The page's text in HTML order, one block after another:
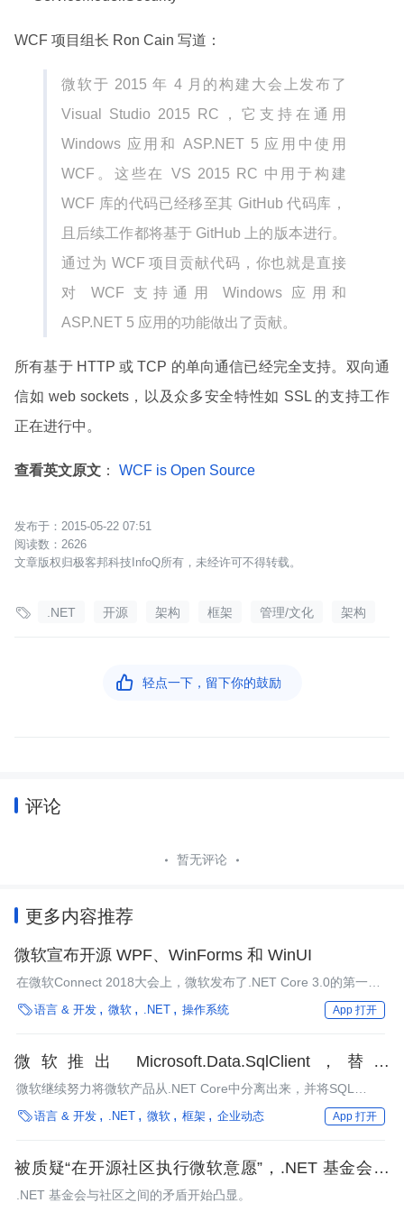
WCF 项目组长 Ron Cain 写道：
微软于 2015 年 4 月的构建大会上发布了
Visual Studio 2015 RC，它支持在通用
Windows 应用和 ASP.NET 5 应用中使用
WCF。这些在 VS 2015 RC 中用于构建
WCF 库的代码已经移至其 GitHub 代码库，
且后续工作都将基于 GitHub 上的版本进行。
通过为 WCF 项目贡献代码，你也就是直接
对 WCF 支持通用 Windows 应用和
ASP.NET 5 应用的功能做出了贡献。
所有基于 HTTP 或 TCP 的单向通信已经完全支持。双向通
信如 web sockets，以及众多安全特性如 SSL 的支持工作
正在进行中。
查看英文原文 ： WCF is Open Source
2015-05-22 07:51
2626
文章版权归极客邦科技InfoQ所有，未经许可不得转载。
 .NET 开源 架构 框架 管理/文化 架构
 轻点一下，留下你的鼓励
评论
暂无评论
更多内容推荐
微软宣布开源 WPF、WinForms 和 WinUI
在微软Connect 2018大会上，微软发布了.NET Core 3.0的第一个
预览版。同时，微软还宣布，他们将WPF、Windows
Forms（WinForms）和WinUI作为开源项目托管在GitHub上。
语言 & 开发 微软 .NET 操作系统 App 打开
微软推出 Microsoft.Data.SqlClient，替代
System.Data.SqlClient
微软继续努力将微软产品从.NET Core中分离出来，并将SQL
Server驱动程序分离到了一个单独的部署流中。
语言 & 开发 .NET 微软 框架 企业动态 App 打开
被质疑“在开源社区执行微软意愿”，.NET 基金会前
董事为其提交的 PR 道歉并辞职
.NET 基金会与社区之间的矛盾开始凸显。